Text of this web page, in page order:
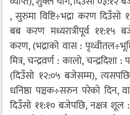
, सुरुमा विष्टि÷भद्रा करण
बब करण मध्यरात्रीपूर्व ११:१५
करण, (भद्राको वास :
मित्र, चन्द्रवर्ण : कालो, चन्द्रदिशा :
(दिउँसो १२:०५ बजेसम्म),
धनिष्ठा पञ्चक÷सरुन परेको दिन,
दिउँसो ११:१० बजेपछि, नक्षत्र शूल